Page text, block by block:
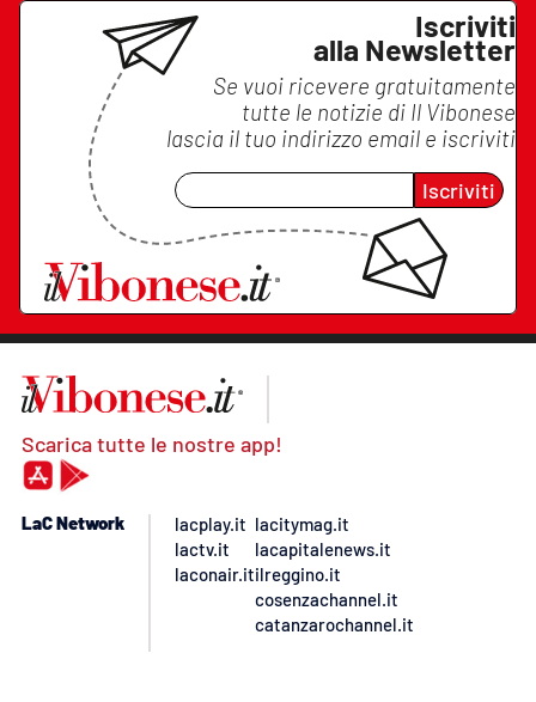
Iscriviti
alla Newsletter
Se vuoi ricevere gratuitamente
tutte le notizie di Il Vibonese
lascia il tuo indirizzo email e iscriviti
Iscriviti
Scarica tutte le nostre app!
LaC Network
lacplay.it
lactv.it
laconair.it
lacitymag.it
lacapitalenews.it
ilreggino.it
cosenzachannel.it
catanzarochannel.it